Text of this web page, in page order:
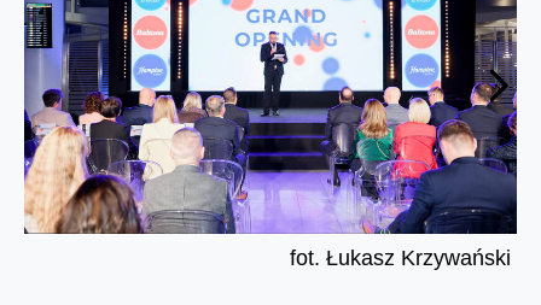
fot. Łukasz Krzywański